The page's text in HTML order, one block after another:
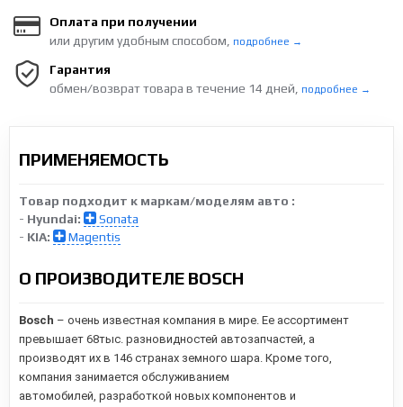
Оплата при получении
или другим удобным способом,
подробнее →
Гарантия
обмен/возврат товара в течение 14 дней,
подробнее →
ПРИМЕНЯЕМОСТЬ
Товар подходит к маркам/моделям авто :
- Hyundai:
Sonata
- KIA: Magentis
О ПРОИЗВОДИТЕЛЕ BOSCH
Bosch – очень известная компания в мире. Ее ассортимент
превышает 68тыс. разновидностей автозапчастей, а
производят их в 146 странах земного шара. Кроме того,
компания занимается обслуживанием
автомобилей, разработкой новых компонентов и